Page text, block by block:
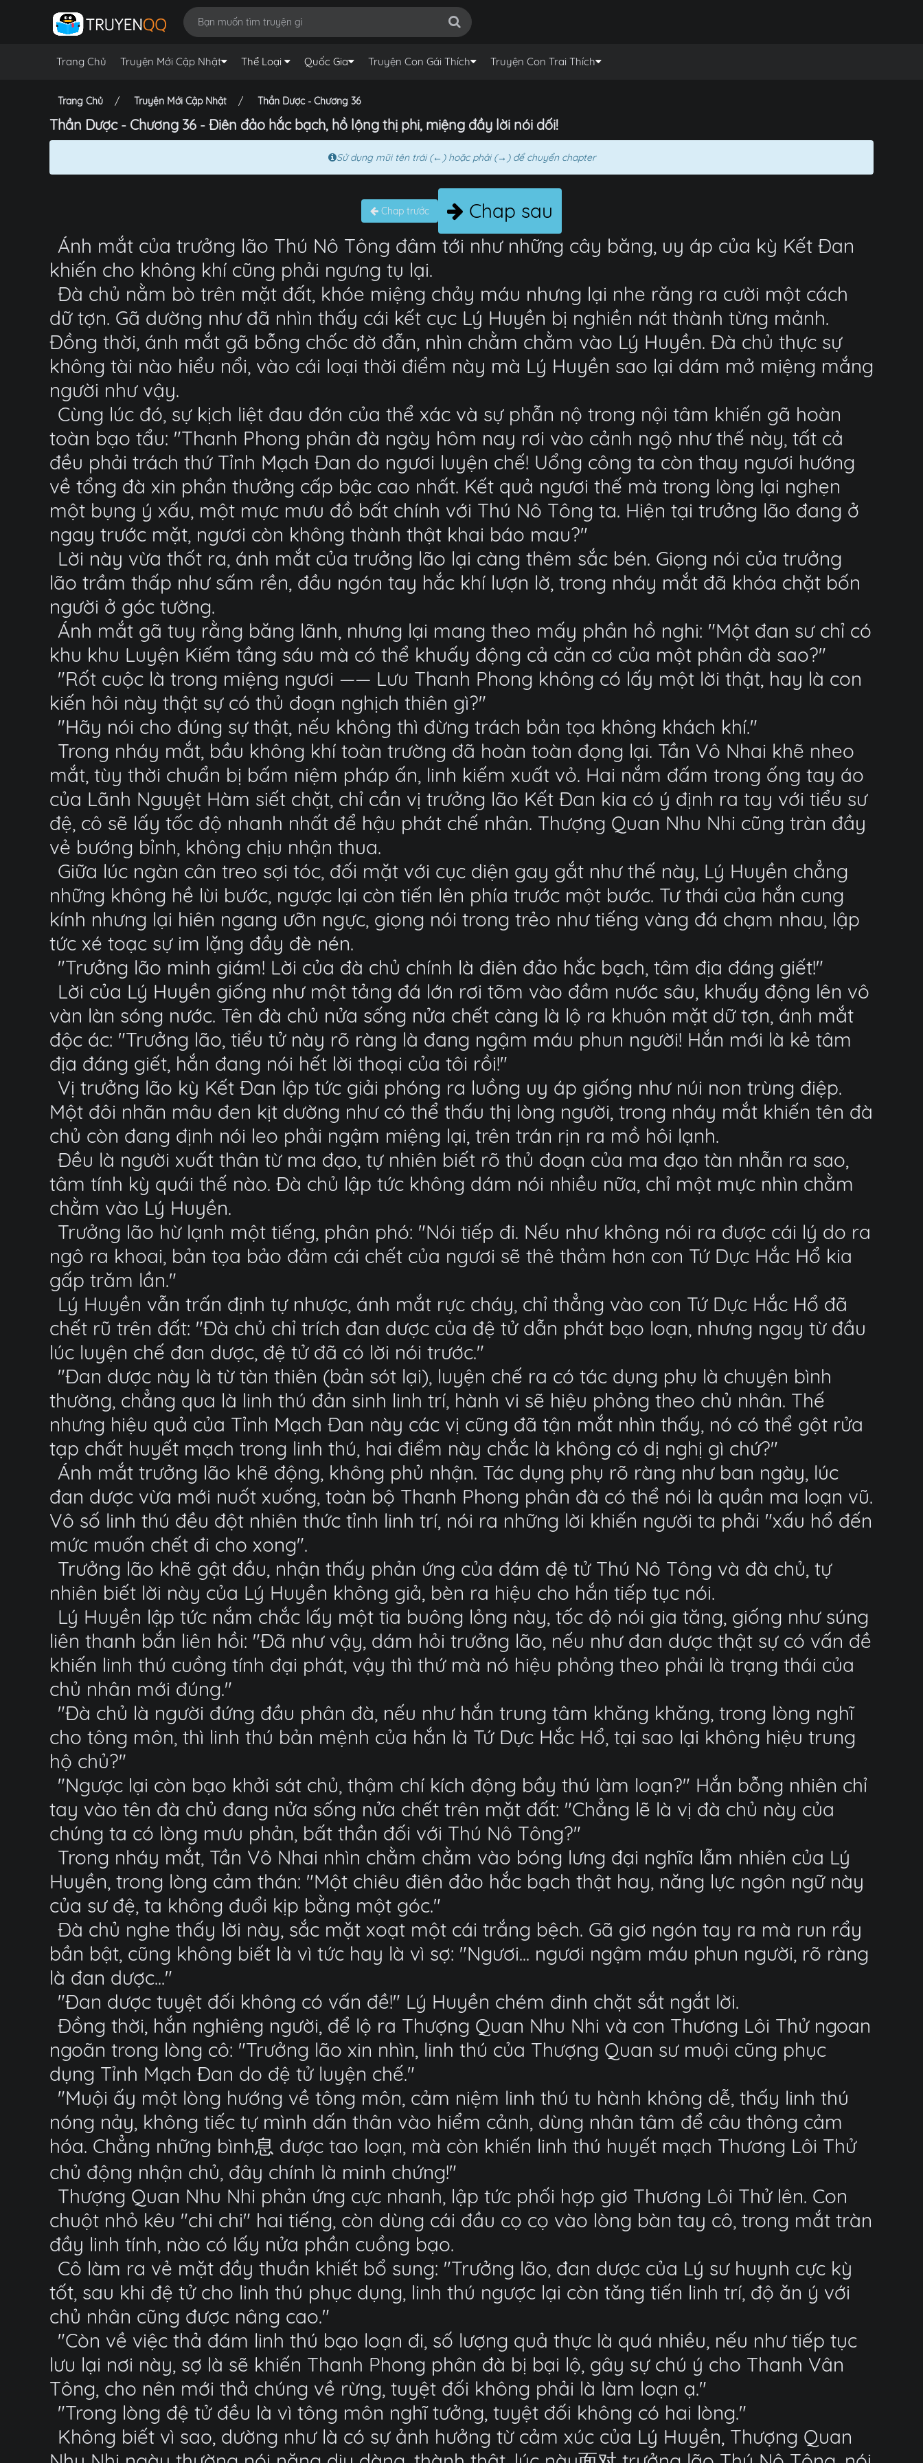
Trang Chủ Truyện Mới Cập Nhật Thể Loại Quốc Gia Truyện Con Gái Thích Truyện Con Trai Thích
Trang Chủ Truyện Mới Cập Nhật Thần Dược - Chương 36
Thần Dược - Chương 36 - Điên đảo hắc bạch, hồ lộng thị phi, miệng đầy lời nói dối!
Sử dụng mũi tên trái (←) hoặc phải (→) để chuyển chapter
Chap trước
Chap sau
Ánh mắt của trưởng lão Thú Nô Tông đâm tới như những cây băng, uy áp của kỳ Kết Đan
khiến cho không khí cũng phải ngưng tụ lại.
Đà chủ nằm bò trên mặt đất, khóe miệng chảy máu nhưng lại nhe răng ra cười một cách
dữ tợn. Gã dường như đã nhìn thấy cái kết cục Lý Huyền bị nghiền nát thành từng mảnh.
Đồng thời, ánh mắt gã bỗng chốc đờ đẫn, nhìn chằm chằm vào Lý Huyền. Đà chủ thực sự
không tài nào hiểu nổi, vào cái loại thời điểm này mà Lý Huyền sao lại dám mở miệng mắng
người như vậy.
Cùng lúc đó, sự kịch liệt đau đớn của thể xác và sự phẫn nộ trong nội tâm khiến gã hoàn
toàn bạo tẩu: "Thanh Phong phân đà ngày hôm nay rơi vào cảnh ngộ như thế này, tất cả
đều phải trách thứ Tỉnh Mạch Đan do ngươi luyện chế! Uổng công ta còn thay ngươi hướng
về tổng đà xin phần thưởng cấp bậc cao nhất. Kết quả ngươi thế mà trong lòng lại nghẹn
một bụng ý xấu, một mực mưu đồ bất chính với Thú Nô Tông ta. Hiện tại trưởng lão đang ở
ngay trước mặt, ngươi còn không thành thật khai báo mau?"
Lời này vừa thốt ra, ánh mắt của trưởng lão lại càng thêm sắc bén. Giọng nói của trưởng
lão trầm thấp như sấm rền, đầu ngón tay hắc khí lượn lờ, trong nháy mắt đã khóa chặt bốn
người ở góc tường.
Ánh mắt gã tuy rằng băng lãnh, nhưng lại mang theo mấy phần hồ nghi: "Một đan sư chỉ có
khu khu Luyện Kiếm tầng sáu mà có thể khuấy động cả căn cơ của một phân đà sao?"
"Rốt cuộc là trong miệng ngươi —— Lưu Thanh Phong không có lấy một lời thật, hay là con
kiến hôi này thật sự có thủ đoạn nghịch thiên gì?"
"Hãy nói cho đúng sự thật, nếu không thì đừng trách bản tọa không khách khí."
Trong nháy mắt, bầu không khí toàn trường đã hoàn toàn đọng lại. Tần Vô Nhai khẽ nheo
mắt, tùy thời chuẩn bị bấm niệm pháp ấn, linh kiếm xuất vỏ. Hai nắm đấm trong ống tay áo
của Lãnh Nguyệt Hàm siết chặt, chỉ cần vị trưởng lão Kết Đan kia có ý định ra tay với tiểu sư
đệ, cô sẽ lấy tốc độ nhanh nhất để hậu phát chế nhân. Thượng Quan Nhu Nhi cũng tràn đầy
vẻ bướng bỉnh, không chịu nhận thua.
Giữa lúc ngàn cân treo sợi tóc, đối mặt với cục diện gay gắt như thế này, Lý Huyền chẳng
những không hề lùi bước, ngược lại còn tiến lên phía trước một bước. Tư thái của hắn cung
kính nhưng lại hiên ngang ưỡn ngực, giọng nói trong trẻo như tiếng vàng đá chạm nhau, lập
tức xé toạc sự im lặng đầy đè nén.
"Trưởng lão minh giám! Lời của đà chủ chính là điên đảo hắc bạch, tâm địa đáng giết!"
Lời của Lý Huyền giống như một tảng đá lớn rơi tõm vào đầm nước sâu, khuấy động lên vô
vàn làn sóng nước. Tên đà chủ nửa sống nửa chết càng là lộ ra khuôn mặt dữ tợn, ánh mắt
độc ác: "Trưởng lão, tiểu tử này rõ ràng là đang ngậm máu phun người! Hắn mới là kẻ tâm
địa đáng giết, hắn đang nói hết lời thoại của tôi rồi!"
Vị trưởng lão kỳ Kết Đan lập tức giải phóng ra luồng uy áp giống như núi non trùng điệp.
Một đôi nhãn mâu đen kịt dường như có thể thấu thị lòng người, trong nháy mắt khiến tên đà
chủ còn đang định nói leo phải ngậm miệng lại, trên trán rịn ra mồ hôi lạnh.
Đều là người xuất thân từ ma đạo, tự nhiên biết rõ thủ đoạn của ma đạo tàn nhẫn ra sao,
tâm tính kỳ quái thế nào. Đà chủ lập tức không dám nói nhiều nữa, chỉ một mực nhìn chằm
chằm vào Lý Huyền.
Trưởng lão hừ lạnh một tiếng, phân phó: "Nói tiếp đi. Nếu như không nói ra được cái lý do ra
ngô ra khoai, bản tọa bảo đảm cái chết của ngươi sẽ thê thảm hơn con Tứ Dực Hắc Hổ kia
gấp trăm lần."
Lý Huyền vẫn trấn định tự nhược, ánh mắt rực cháy, chỉ thẳng vào con Tứ Dực Hắc Hổ đã
chết rũ trên đất: "Đà chủ chỉ trích đan dược của đệ tử dẫn phát bạo loạn, nhưng ngay từ đầu
lúc luyện chế đan dược, đệ tử đã có lời nói trước."
"Đan dược này là từ tàn thiên (bản sót lại), luyện chế ra có tác dụng phụ là chuyện bình
thường, chẳng qua là linh thú đản sinh linh trí, hành vi sẽ hiệu phỏng theo chủ nhân. Thế
nhưng hiệu quả của Tỉnh Mạch Đan này các vị cũng đã tận mắt nhìn thấy, nó có thể gột rửa
tạp chất huyết mạch trong linh thú, hai điểm này chắc là không có dị nghị gì chứ?"
Ánh mắt trưởng lão khẽ động, không phủ nhận. Tác dụng phụ rõ ràng như ban ngày, lúc
đan dược vừa mới nuốt xuống, toàn bộ Thanh Phong phân đà có thể nói là quần ma loạn vũ.
Vô số linh thú đều đột nhiên thức tỉnh linh trí, nói ra những lời khiến người ta phải "xấu hổ đến
mức muốn chết đi cho xong".
Trưởng lão khẽ gật đầu, nhận thấy phản ứng của đám đệ tử Thú Nô Tông và đà chủ, tự
nhiên biết lời này của Lý Huyền không giả, bèn ra hiệu cho hắn tiếp tục nói.
Lý Huyền lập tức nắm chắc lấy một tia buông lỏng này, tốc độ nói gia tăng, giống như súng
liên thanh bắn liên hồi: "Đã như vậy, dám hỏi trưởng lão, nếu như đan dược thật sự có vấn đề
khiến linh thú cuồng tính đại phát, vậy thì thứ mà nó hiệu phỏng theo phải là trạng thái của
chủ nhân mới đúng."
"Đà chủ là người đứng đầu phân đà, nếu như hắn trung tâm khăng khăng, trong lòng nghĩ
cho tông môn, thì linh thú bản mệnh của hắn là Tứ Dực Hắc Hổ, tại sao lại không hiệu trung
hộ chủ?"
"Ngược lại còn bạo khởi sát chủ, thậm chí kích động bầy thú làm loạn?" Hắn bỗng nhiên chỉ
tay vào tên đà chủ đang nửa sống nửa chết trên mặt đất: "Chẳng lẽ là vị đà chủ này của
chúng ta có lòng mưu phản, bất thần đối với Thú Nô Tông?"
Trong nháy mắt, Tần Vô Nhai nhìn chằm chằm vào bóng lưng đại nghĩa lẫm nhiên của Lý
Huyền, trong lòng cảm thán: "Một chiêu điên đảo hắc bạch thật hay, năng lực ngôn ngữ này
của sư đệ, ta không đuổi kịp bằng một góc."
Đà chủ nghe thấy lời này, sắc mặt xoạt một cái trắng bệch. Gã giơ ngón tay ra mà run rẩy
bần bật, cũng không biết là vì tức hay là vì sợ: "Ngươi... ngươi ngậm máu phun người, rõ ràng
là đan dược..."
"Đan dược tuyệt đối không có vấn đề!" Lý Huyền chém đinh chặt sắt ngắt lời.
Đồng thời, hắn nghiêng người, để lộ ra Thượng Quan Nhu Nhi và con Thương Lôi Thử ngoan
ngoãn trong lòng cô: "Trưởng lão xin nhìn, linh thú của Thượng Quan sư muội cũng phục
dụng Tỉnh Mạch Đan do đệ tử luyện chế."
"Muội ấy một lòng hướng về tông môn, cảm niệm linh thú tu hành không dễ, thấy linh thú
nóng nảy, không tiếc tự mình dấn thân vào hiểm cảnh, dùng nhân tâm để câu thông cảm
hóa. Chẳng những bình息 được tao loạn, mà còn khiến linh thú huyết mạch Thương Lôi Thử
chủ động nhận chủ, đây chính là minh chứng!"
Thượng Quan Nhu Nhi phản ứng cực nhanh, lập tức phối hợp giơ Thương Lôi Thử lên. Con
chuột nhỏ kêu "chi chi" hai tiếng, còn dùng cái đầu cọ cọ vào lòng bàn tay cô, trong mắt tràn
đầy linh tính, nào có lấy nửa phần cuồng bạo.
Cô làm ra vẻ mặt đầy thuần khiết bổ sung: "Trưởng lão, đan dược của Lý sư huynh cực kỳ
tốt, sau khi đệ tử cho linh thú phục dụng, linh thú ngược lại còn tăng tiến linh trí, độ ăn ý với
chủ nhân cũng được nâng cao."
"Còn về việc thả đám linh thú bạo loạn đi, số lượng quả thực là quá nhiều, nếu như tiếp tục
lưu lại nơi này, sợ là sẽ khiến Thanh Phong phân đà bị bại lộ, gây sự chú ý cho Thanh Vân
Tông, cho nên mới thả chúng về rừng, tuyệt đối không phải là làm loạn ạ."
"Trong lòng đệ tử đều là vì tông môn nghĩ tưởng, tuyệt đối không có hai lòng."
Không biết vì sao, dường như là có sự ảnh hưởng từ cảm xúc của Lý Huyền, Thượng Quan